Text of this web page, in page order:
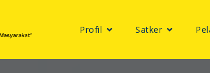
Profil Satker